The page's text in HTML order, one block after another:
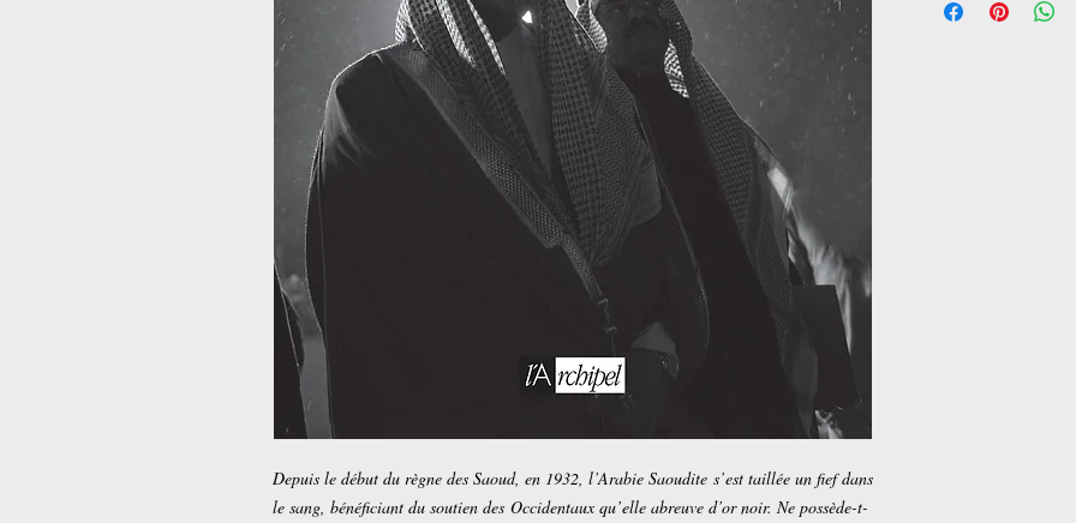
Depuis le début du règne des Saoud, en 1932, l’Arabie Saoudite s’est taillée un fief dans
le sang, bénéficiant du soutien des Occidentaux qu’elle abreuve d’or noir. Ne possède-t-
Editeur : Archipel (22